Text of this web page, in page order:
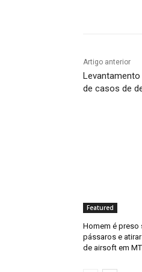
Artigo anterior
de casos de
Featured
Homem é preso
pássaros e
de airsoft em MT